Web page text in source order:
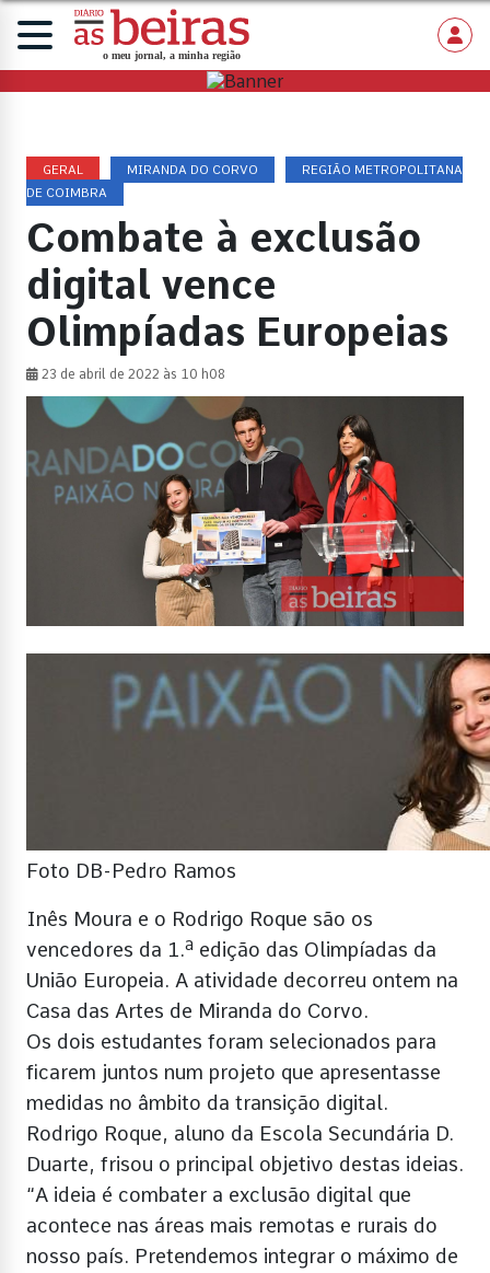
GERAL MIRANDA DO CORVO
REGIÃO METROPOLITANA
DE COIMBRA
Combate à exclusão
digital vence
Olimpíadas Europeias
23 de abril de 2022 às 10 h08
Foto DB-Pedro Ramos
Inês Moura e o Rodrigo Roque são os
vencedores da 1.ª edição das Olimpíadas da
União Europeia. A atividade decorreu ontem na
Casa das Artes de Miranda do Corvo.
Os dois estudantes foram selecionados para
ficarem juntos num projeto que apresentasse
medidas no âmbito da transição digital.
Rodrigo Roque, aluno da Escola Secundária D.
Duarte, frisou o principal objetivo destas ideias.
“A ideia é combater a exclusão digital que
acontece nas áreas mais remotas e rurais do
nosso país. Pretendemos integrar o máximo de